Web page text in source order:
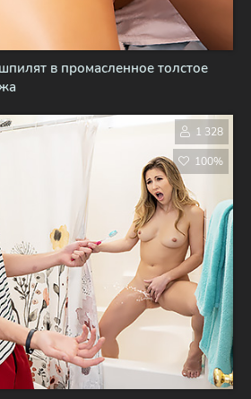
в промасленное толстое
1 328
100%